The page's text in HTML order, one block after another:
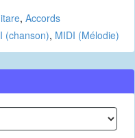
, Accords
(chanson), MIDI (Mélodie)